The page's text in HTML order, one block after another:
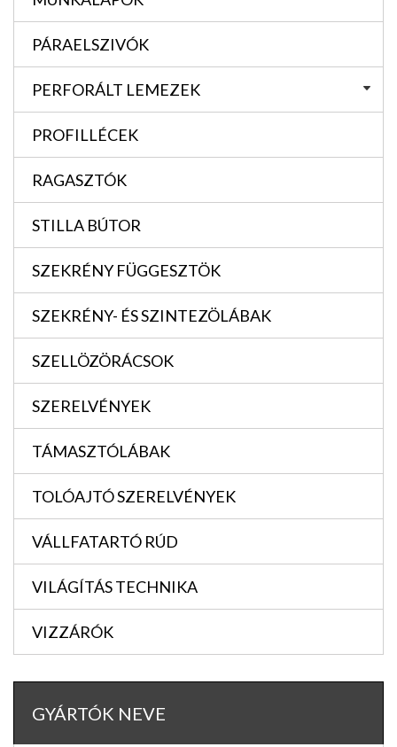
PÁRAELSZIVÓK
PERFORÁLT LEMEZEK
PROFILLÉCEK
RAGASZTÓK
STILLA BÚTOR
SZEKRÉNY FÜGGESZTÖK
SZEKRÉNY- ÉS SZINTEZÖLÁBAK
SZELLÖZÖRÁCSOK
SZERELVÉNYEK
TÁMASZTÓLÁBAK
TOLÓAJTÓ SZERELVÉNYEK
VÁLLFATARTÓ RÚD
VILÁGÍTÁS TECHNIKA
VIZZÁRÓK
GYÁRTÓK NEVE